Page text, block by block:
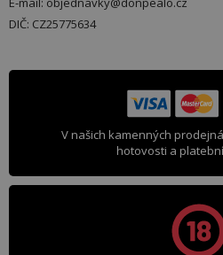
DIČ: CZ25775634
V našich kamenných
hotovosti a